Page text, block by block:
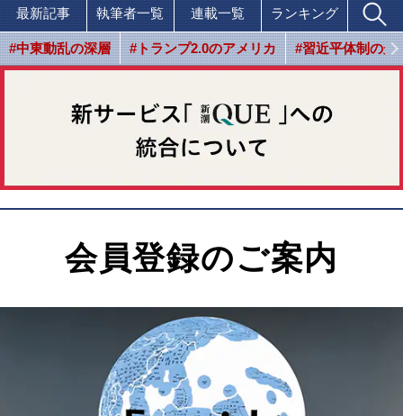
最新記事 執筆者一覧 連載一覧 ランキング
#中東動乱の深層 #トランプ2.0のアメリカ #習近平体制の光
会員登録のご案内